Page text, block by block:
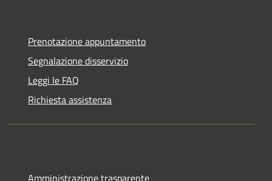
Prenotazione appuntamento
Segnalazione disservizio
Leggi le FAQ
Richiesta assistenza
Amministrazione trasparente